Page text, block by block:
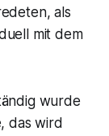
als
mit dem
wurde
das wird